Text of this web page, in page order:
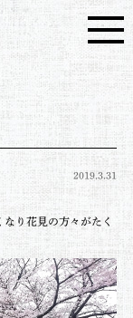
2019.3.31
り花見の方々がたく